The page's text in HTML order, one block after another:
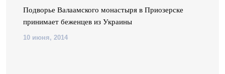
Подворье Валаамского монастыря в Приозерске
принимает беженцев из Украины
10 июня, 2014